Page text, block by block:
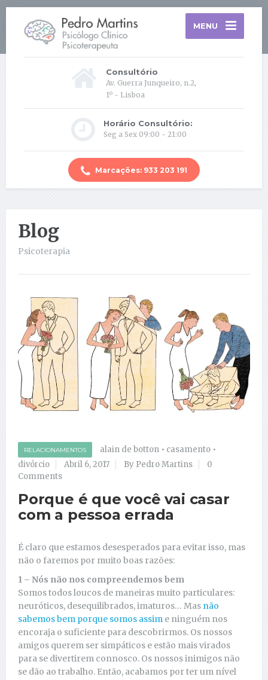
MENU
Consultório
Av. Guerra Junqueiro, n.2,
1º - Lisboa
Horário Consultório:
Seg a Sex 09:00 - 21:00
Marcações: 933 203 191
Blog
Psicoterapia
RELACIONAMENTOS alain de botton • casamento •
divórcio
Abril 6, 2017 By Pedro Martins
0
Comments
Porque é que você vai casar
com a pessoa errada
É claro que estamos desesperados para evitar isso, mas
não o faremos por muito boas razões:
1 – Nós não nos compreendemos bem
Somos todos loucos de maneiras muito particulares:
neuróticos, desequilibrados, imaturos… Mas não
sabemos bem porque somos assim e ninguém nos
encoraja o suficiente para descobrirmos. Os nossos
amigos querem ser simpáticos e estão mais virados
para se divertirem connosco. Os nossos inimigos não
se dão ao trabalho. Então, acabamos por ter um nível